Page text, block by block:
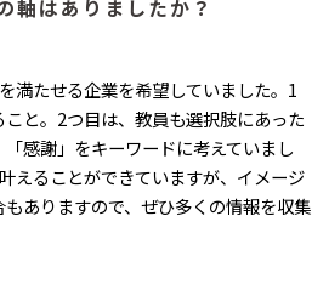
軸はありましたか？
満たせる企業を希望していました。1
と。2つ目は、教員も選択肢にあった
感謝」をキーワードに考えていまし
えることができていますが、イメージ
ありますので、ぜひ多くの情報を収集